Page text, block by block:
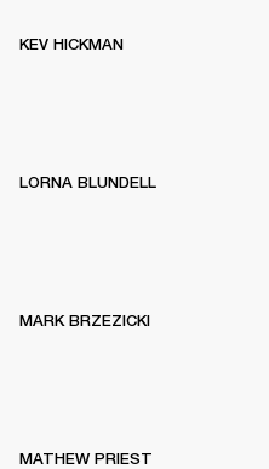
KEV HICKMAN
LORNA BLUNDELL
MARK BRZEZICKI
MATHEW PRIEST